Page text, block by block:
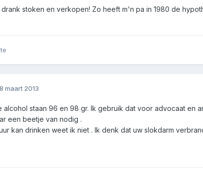
drank stoken en verkopen! Zo heeft m'n pa in 1980 de
maart 2013
alcohol staan 96 en 98 gr. Ik gebruik dat voor advocaat en
een beetje van nodig .
kan drinken weet ik niet . Ik denk dat uw slokdarm